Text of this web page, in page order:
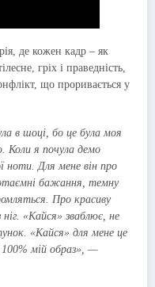
де кожен кадр – як
гріх і праведність,
що проривається у
в шоці, бо це була моя
Коли я почула демо
ноти. Для мене він про
бажання, темну
Про красиву
«Кайся» зваблює, не
«Кайся» для мене це
100% мій образ», —